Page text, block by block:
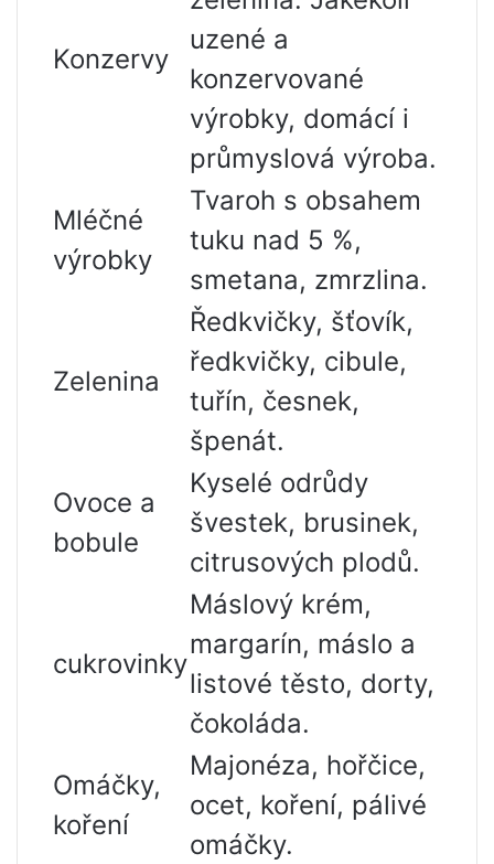
Konzervy
uzené a
konzervované
výrobky, domácí i
průmyslová výroba.
Mléčné
výrobky
Tvaroh s obsahem
tuku nad 5 %,
smetana, zmrzlina.
Zelenina
Ředkvičky, šťovík,
ředkvičky, cibule,
tuřín, česnek,
špenát.
Ovoce a
bobule
Kyselé odrůdy
švestek, brusinek,
citrusových plodů.
cukrovinky
Máslový krém,
margarín, máslo a
listové těsto, dorty,
čokoláda.
Omáčky,
koření
Majonéza, hořčice,
ocet, koření, pálivé
omáčky.